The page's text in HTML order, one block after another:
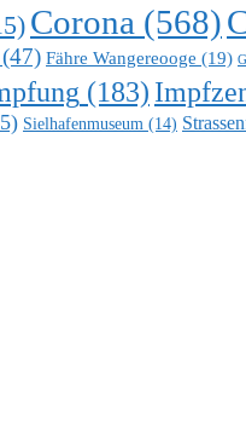
Corona (568)
(47) Fähre Wangereooge (19)
(183)
Sielhafenmuseum (14)